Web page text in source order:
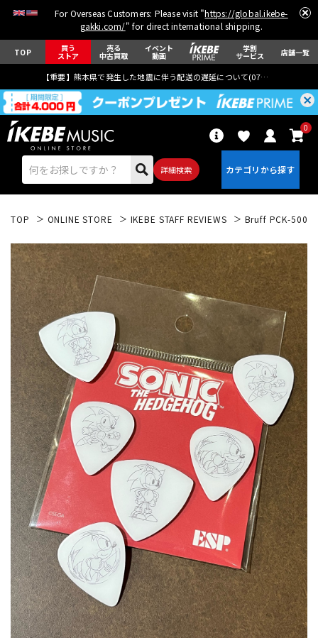
For Overseas Customers: Please visit "https://global.ikebe-
gakki.com/" for direct international shipping.
TOP 買う
ストア
売る
中古買取
イベント
動画
学割
サービス 店舗一覧
【重要】熊本県で発生した地震に伴う配送の遅延について(07月29日
詳細検索
0
エレキギター アコギ/エレアコ
ベース
ドラム パーカッション
キーボード 電子ピアノ
管楽器 その他楽器
アンプ エフェクター
DJ機器 DTM
TOP ONLINE STORE IKEBE STAFF REVIEWS Bruff PCK-500